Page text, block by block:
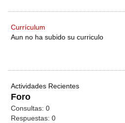
Currículum
Aun no ha subido su curriculo
Actividades Recientes
Foro
Consultas: 0
Respuestas: 0